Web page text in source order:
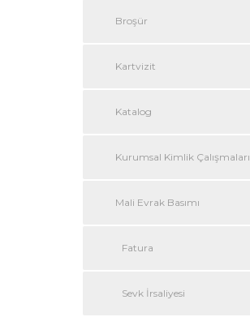
Broşür
Kartvizit
Katalog
Kurumsal Kimlik Çalışmaları
Mali Evrak Basımı
Fatura
Sevk İrsaliyesi